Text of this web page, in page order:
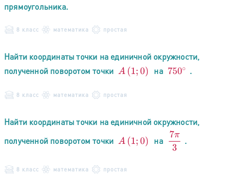
прямоугольника.
8 класс математика простая
Найти координаты точки на единичной окружности,
полученной поворотом точки A( 1;0) на 750∘ .
8 класс математика простая
Найти координаты точки на единичной окружности,
полученной поворотом точки A( 1;0) на 7π3 .
8 класс математика простая